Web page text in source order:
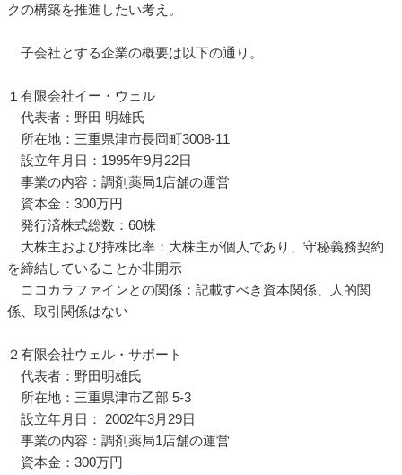
クの構築を推進したい考え。
子会社とする企業の概要は以下の通り。
１有限会社イー・ウェル
代表者：野田 明雄氏
所在地：三重県津市長岡町3008-11
設立年月日：1995年9月22日
事業の内容：調剤薬局1店舗の運営
資本金：300万円
発行済株式総数：60株
大株主および持株比率：大株主が個人であり、守秘義務契約
を締結していることか非開示
ココカラファインとの関係：記載すべき資本関係、人的関
係、取引関係はない
２有限会社ウェル・サポート
代表者：野田明雄氏
所在地：三重県津市乙部 5-3
設立年月日： 2002年3月29日
事業の内容：調剤薬局1店舗の運営
資本金：300万円